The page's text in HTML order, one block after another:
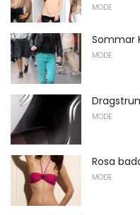
MODE
Sommar
MODE
MODE
Rosa
MODE